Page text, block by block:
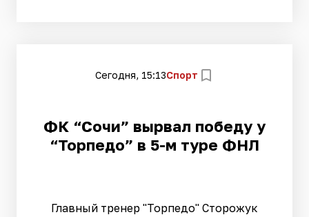
Сегодня, 15:13Спорт
ФК “Сочи” вырвал победу у
“Торпедо” в 5-м туре ФНЛ
Главный тренер "Торпедо" Сторожук